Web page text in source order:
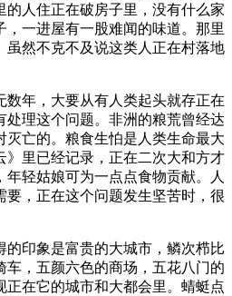
的人住正在破房子里，没有什么家
一进屋有一股难闻的味道。那里
虽然不克不及说这类人正在村落地
年，大要从有人类起头就存正在
处理这个问题。非洲的粮荒曾经达
灭亡的。粮食生怕是人类生命最大
》里已经记录，正在二次大和方才
轻姑娘可为一点点食物贡献。人
要，正在这个问题发生坚苦时，很
印象是富贵的大城市，鳞次栉比
车，五颜六色的商场，五花八门的
正在它的城市和大都会里。蜻蜓点